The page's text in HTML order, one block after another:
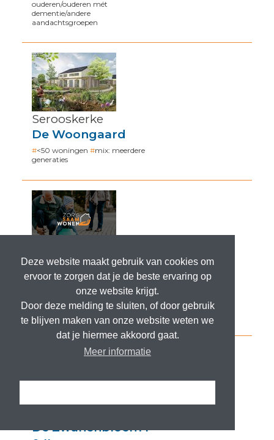
Deze website maakt gebruik van cookies om
ervoor te zorgen dat je de beste ervaring op
onze website krijgt.
Door deze melding te sluiten, of door gebruik
te blijven maken van onze website weten we
dat je hiermee akkoord gaat.
Meer informatie